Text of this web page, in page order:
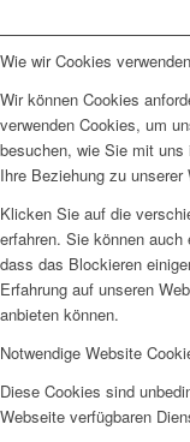
Wie wir Cookies verwenden
Wir können Cookies
verwenden Cookies, um
besuchen, wie Sie mit uns
Ihre Beziehung zu
Klicken Sie auf die
erfahren. Sie können
dass das Blockieren
Erfahrung auf unseren
anbieten können.
Notwendige Website
Diese Cookies sind
Webseite verfügbaren